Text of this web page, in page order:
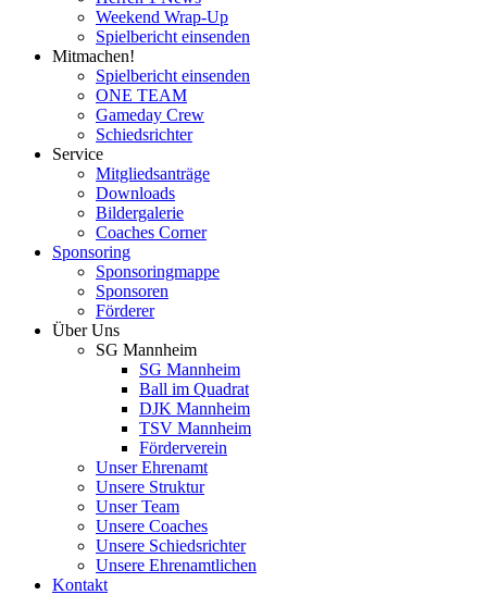
Weekend Wrap-Up
Spielbericht einsenden
Mitmachen!
Spielbericht einsenden
ONE TEAM
Gameday Crew
Schiedsrichter
Service
Mitgliedsanträge
Downloads
Bildergalerie
Coaches Corner
Sponsoring
Sponsoringmappe
Sponsoren
Förderer
Über Uns
SG Mannheim
SG Mannheim
Ball im Quadrat
DJK Mannheim
TSV Mannheim
Förderverein
Unser Ehrenamt
Unsere Struktur
Unser Team
Unsere Coaches
Unsere Schiedsrichter
Unsere Ehrenamtlichen
Kontakt